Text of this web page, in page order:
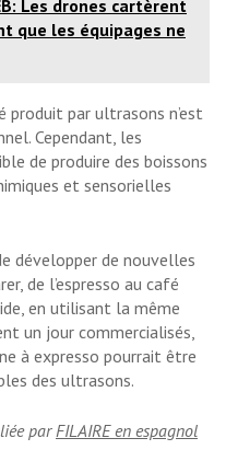
Les drones cartèrent
que les équipages ne
produit par ultrasons n’est
Cependant, les
de produire des boissons
et sensorielles
développer de nouvelles
de l’espresso au café
en utilisant la même
un jour commercialisés,
à expresso pourrait être
des ultrasons.
parFILAIRE en espagnol